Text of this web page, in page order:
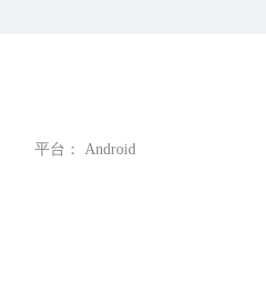
平台： Android